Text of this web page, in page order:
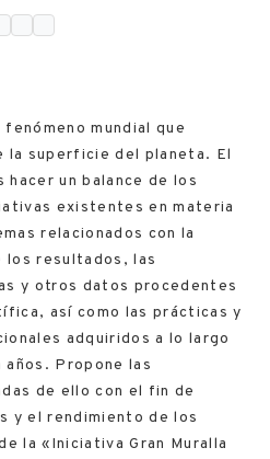
mundial que
la superficie del planeta. El
un balance de los
existentes en materia
relacionados con la
resultados, las
y otros datos procedentes
así como las prácticas y
adquiridos a lo largo
Propone las
de ello con el fin de
y el rendimiento de los
la «Iniciativa Gran Muralla